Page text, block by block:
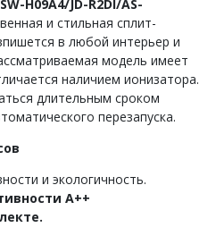
-H09A4/JD-R2DI/AS-
и стильная сплит-
в любой интерьер и
модель имеет
наличием ионизатора.
длительным сроком
перезапуска.
и экологичность.
А++